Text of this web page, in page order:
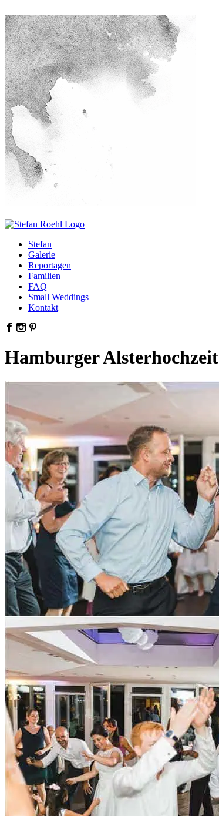
Stefan
Galerie
Reportagen
Familien
FAQ
Small Weddings
Kontakt
Hamburger Alsterhochzeit